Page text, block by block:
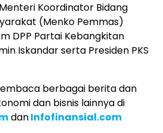
Koordinator Bidang
(Menko Pemmas)
DPP Partai Kebangkitan
Iskandar serta Presiden PKS
berbagai berita dan
dan bisnis lainnya di
danInfofinansial.com